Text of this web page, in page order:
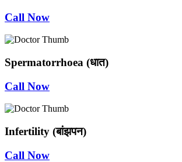
Call Now
Spermatorrhoea (धात)
Call Now
Infertility (बांझपन)
Call Now